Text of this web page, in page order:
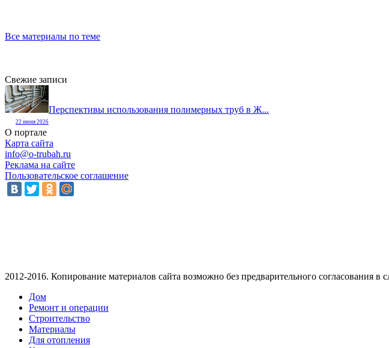
Все материалы по теме
Свежие записи
Перспективы использования полимерных труб в Ж...
22 июня 2026
О портале
Карта сайта
info@o-trubah.ru
Реклама на сайте
Пользовательское соглашение
2012-2016. Копирование материалов сайта возможно без предварительного согласования
Дом
Ремонт и операции
Строительство
Материалы
Для отопления